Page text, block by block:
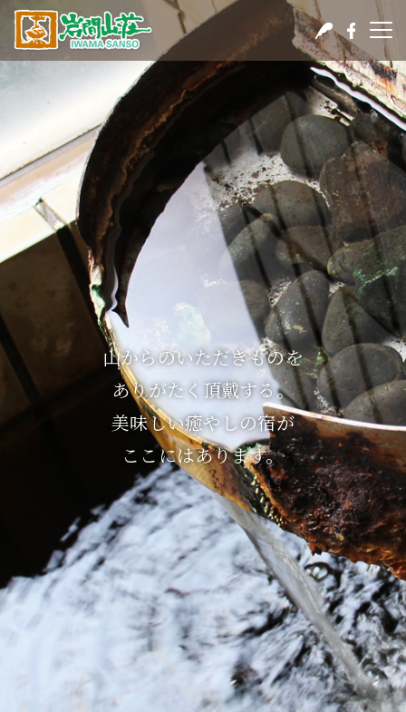
山からのいただきものを
ありがたく頂戴する。
美味しい癒やしの宿が
ここにはあります。